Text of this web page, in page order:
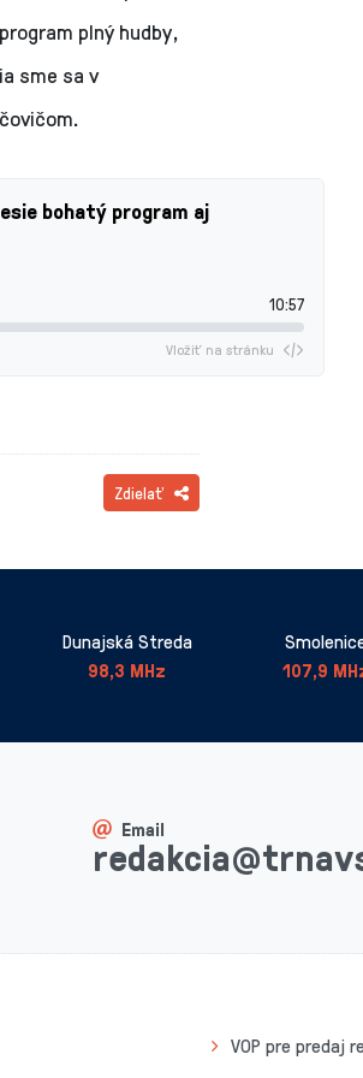
plný hudby,
sme sa v
bohatý program aj
10:57
Vložiť na stránku
Zdielať
Dunajská Streda
98,3 MHz
107,9
Email
VOP pre predaj